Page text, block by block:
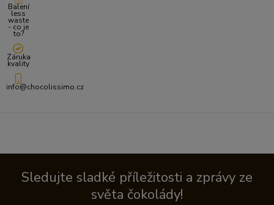
Balení
less
waste
- co je
to?
Záruka
kvality
info@chocolissimo.cz
Sledujte sladké příležitosti a zprávy ze
světa čokolády!